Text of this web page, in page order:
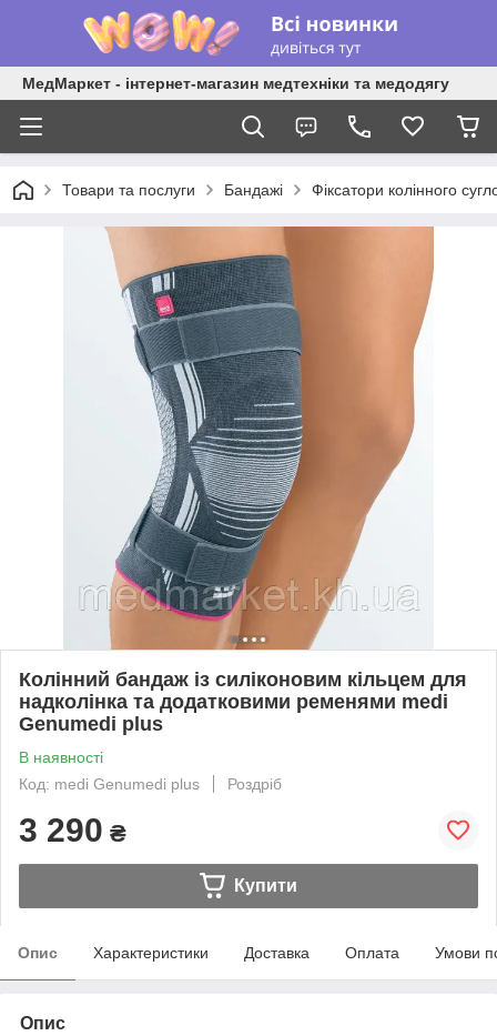
МедМаркет - інтернет-магазин медтехніки та медодягу
Товари та послуги Бандажі Фіксатори колінного
Колінний бандаж із силіконовим кільцем для
надколінка та додатковими ременями medi
Genumedi plus
В наявності
Код: medi Genumedi plus
Роздріб
3 290 ₴
Купити
Опис Характеристики Доставка Оплата Умови
Опис